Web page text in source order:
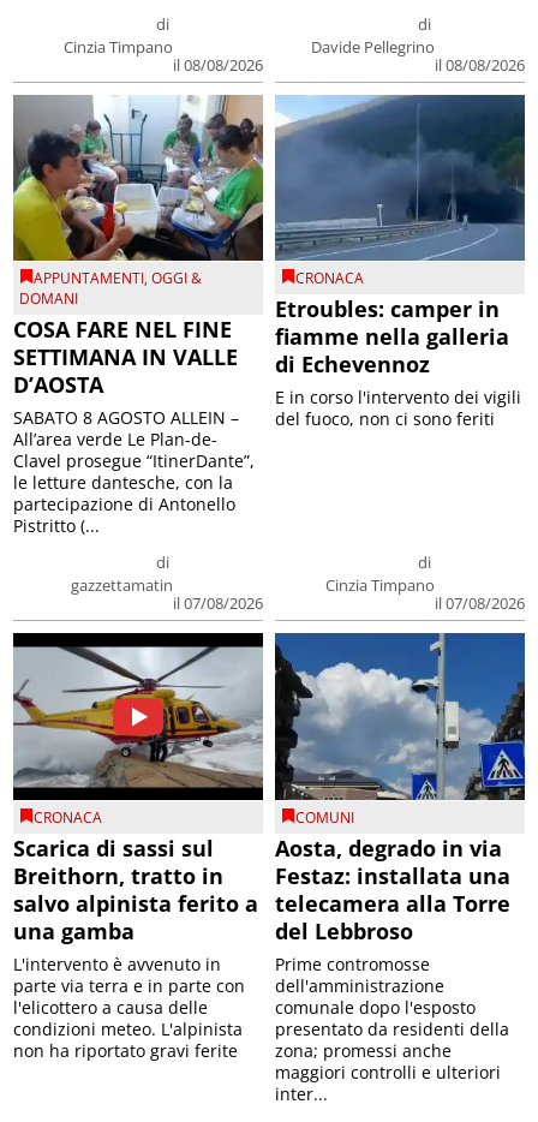
di
Cinzia Timpano
il 08/08/2026
di
Davide Pellegrino
il 08/08/2026
APPUNTAMENTI,OGGI &
DOMANI
COSA FARE NEL FINE
SETTIMANA IN VALLE
D’AOSTA
di
gazzettamatin
il 07/08/2026
SABATO 8 AGOSTO ALLEIN –
All’area verde Le Plan-de-
Clavel prosegue “ItinerDante”,
le letture dantesche, con la
partecipazione di Antonello
Pistritto (...
CRONACA
Etroubles: camper in
fiamme nella galleria
di Echevennoz
di
Cinzia Timpano
il 07/08/2026
E in corso l'intervento dei vigili
del fuoco, non ci sono feriti
CRONACA
Scarica di sassi sul
Breithorn, tratto in
salvo alpinista ferito a
una gamba
L'intervento è avvenuto in
parte via terra e in parte con
l'elicottero a causa delle
condizioni meteo. L'alpinista
non ha riportato gravi ferite
COMUNI
Aosta, degrado in via
Festaz: installata una
telecamera alla Torre
del Lebbroso
Prime contromosse
dell'amministrazione
comunale dopo l'esposto
presentato da residenti della
zona; promessi anche
maggiori controlli e ulteriori
inter...